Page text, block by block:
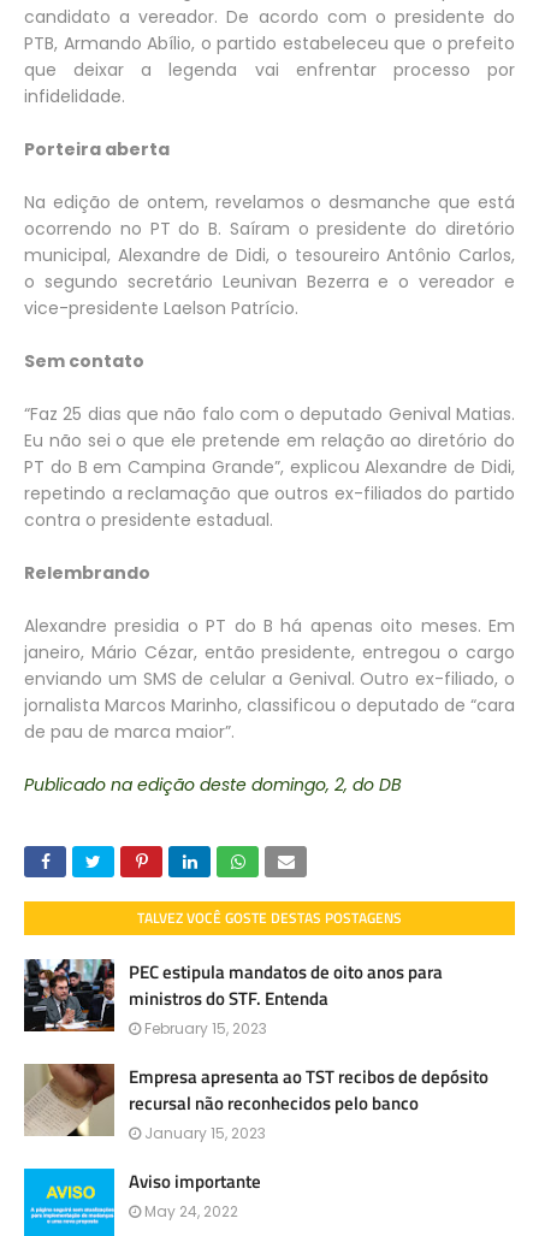
candidato a vereador. De acordo com o presidente do
PTB, Armando Abílio, o partido estabeleceu que o prefeito
que deixar a legenda vai enfrentar processo por
infidelidade.
Porteira aberta
Na edição de ontem, revelamos o desmanche que está
ocorrendo no PT do B. Saíram o presidente do diretório
municipal, Alexandre de Didi, o tesoureiro Antônio Carlos,
o segundo secretário Leunivan Bezerra e o vereador e
vice-presidente Laelson Patrício.
Sem contato
“Faz 25 dias que não falo com o deputado Genival Matias.
Eu não sei o que ele pretende em relação ao diretório do
PT do B em Campina Grande”, explicou Alexandre de Didi,
repetindo a reclamação que outros ex-filiados do partido
contra o presidente estadual.
Relembrando
Alexandre presidia o PT do B há apenas oito meses. Em
janeiro, Mário Cézar, então presidente, entregou o cargo
enviando um SMS de celular a Genival. Outro ex-filiado, o
jornalista Marcos Marinho, classificou o deputado de “cara
de pau de marca maior”.
Publicado na edição deste domingo, 2, do DB
TALVEZ VOCÊ GOSTE DESTAS POSTAGENS
PEC estipula mandatos de oito anos para
ministros do STF. Entenda
February 15, 2023
Empresa apresenta ao TST recibos de depósito
recursal não reconhecidos pelo banco
January 15, 2023
Aviso importante
May 24, 2022